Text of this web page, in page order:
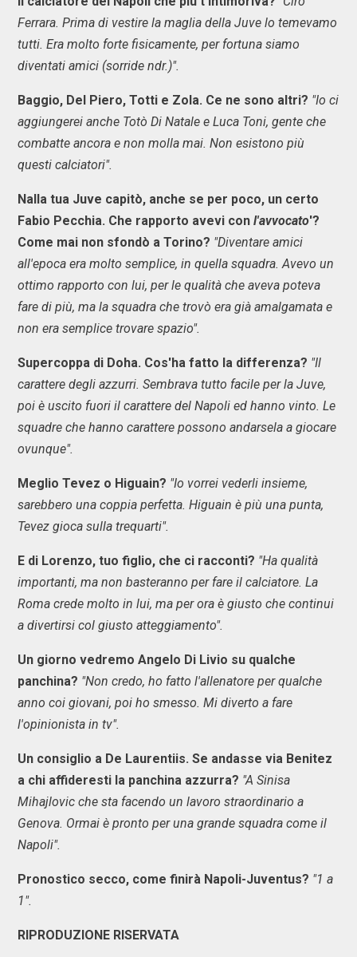
Ferrara. Prima di vestire la maglia della Juve lo temevamo
tutti. Era molto forte fisicamente, per fortuna siamo
diventati amici (sorride ndr.)".
Baggio, Del Piero, Totti e Zola. Ce ne sono altri? "Io ci
aggiungerei anche Totò Di Natale e Luca Toni, gente che
combatte ancora e non molla mai. Non esistono più
questi calciatori".
Nalla tua Juve capitò, anche se per poco, un certo
Fabio Pecchia. Che rapporto avevi con l'avvocato'?
Come mai non sfondò a Torino? "Diventare amici
all'epoca era molto semplice, in quella squadra. Avevo un
ottimo rapporto con lui, per le qualità che aveva poteva
fare di più, ma la squadra che trovò era già amalgamata e
non era semplice trovare spazio".
Supercoppa di Doha. Cos'ha fatto la differenza? "Il
carattere degli azzurri. Sembrava tutto facile per la Juve,
poi è uscito fuori il carattere del Napoli ed hanno vinto. Le
squadre che hanno carattere possono andarsela a giocare
ovunque".
Meglio Tevez o Higuain? "Io vorrei vederli insieme,
sarebbero una coppia perfetta. Higuain è più una punta,
Tevez gioca sulla trequarti".
E di Lorenzo, tuo figlio, che ci racconti? "Ha qualità
importanti, ma non basteranno per fare il calciatore. La
Roma crede molto in lui, ma per ora è giusto che continui
a divertirsi col giusto atteggiamento".
Un giorno vedremo Angelo Di Livio su qualche
panchina? "Non credo, ho fatto l'allenatore per qualche
anno coi giovani, poi ho smesso. Mi diverto a fare
l'opinionista in tv".
Un consiglio a De Laurentiis. Se andasse via Benitez
a chi affideresti la panchina azzurra? "A Sinisa
Mihajlovic che sta facendo un lavoro straordinario a
Genova. Ormai è pronto per una grande squadra come il
Napoli".
Pronostico secco, come finirà Napoli-Juventus? "1 a
1".
RIPRODUZIONE RISERVATA